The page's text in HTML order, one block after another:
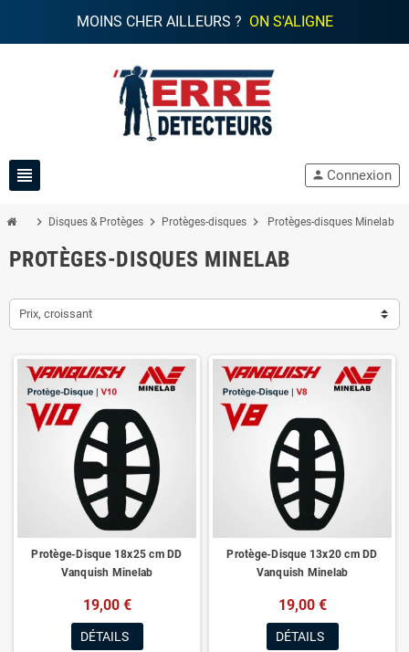
MOINS CHER AILLEURS ? ON S'ALIGNE
view_headline person Connexion
chevron_right Disques & Protèges chevron_right Protèges-disques chevron_right Protèges-disques Minelab
PROTÈGES-DISQUES MINELAB
Prix, croissant
Protège-Disque 18x25 cm DD
Vanquish Minelab
19,00 €
DÉTAILS
Protège-Disque 13x20 cm DD
Vanquish Minelab
19,00 €
DÉTAILS